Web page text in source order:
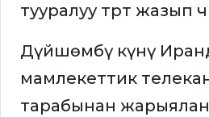
тууралуу трт жазып
Дүйшөмбү күнү
мамлекеттик
тарабынан